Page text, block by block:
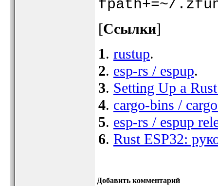
fpath+=~/
[Ссылки]
1. rustup.
2. esp-rs / espup.
3. Setting Up a
4. cargo-bins /
5. esp-rs / espup
6. Rust ESP32:
Добавить комментарий